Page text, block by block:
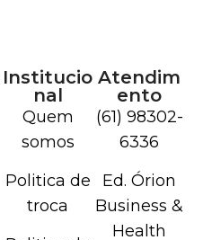
Institucio
nal
Quem
somos
Politica de
troca
Atendim
ento
(61) 98302-
6336
Ed. Órion
Business &
Health